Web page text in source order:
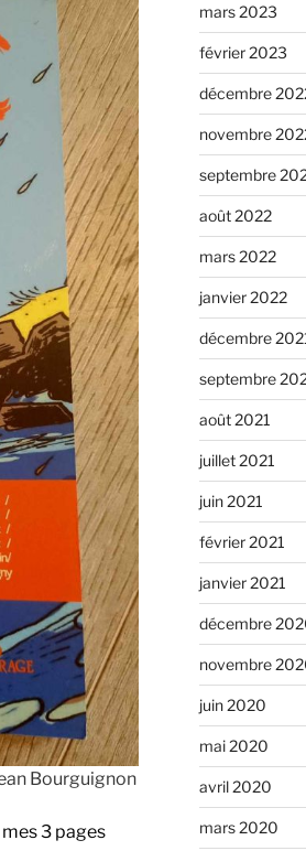
Bourguignon
3 pages
mars 2023
février 2023
décembre
novembre
septembre
août 2022
mars 2022
janvier 2022
décembre
septembre
août 2021
juillet 2021
juin 2021
février 2021
janvier 2021
décembre
novembre
juin 2020
mai 2020
avril 2020
mars 2020